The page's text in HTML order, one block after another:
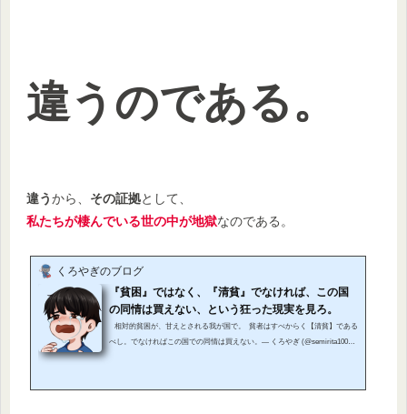
違うのである。
違うから、 その証拠として、
私たちが棲んでいる世の中が地獄なのである。
くろやぎのブログ
『貧困』ではなく、『清貧』でなければ、この国
の同情は買えない、という狂った現実を見ろ。
相対的貧困が、甘えとされる我が国で。 貧者はすべからく【清貧】である
べし。でなければこの国での同情は買えない。— くろやぎ (@semirita1000)